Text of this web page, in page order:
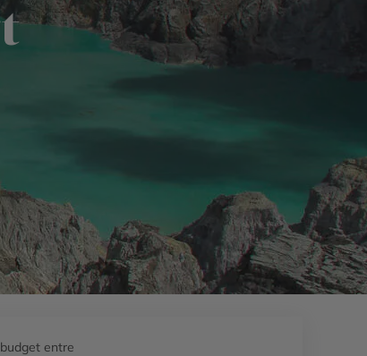
entre